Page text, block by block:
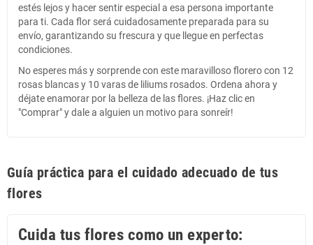
estés lejos y hacer sentir especial a esa persona importante
para ti. Cada flor será cuidadosamente preparada para su
envío, garantizando su frescura y que llegue en perfectas
condiciones.
No esperes más y sorprende con este maravilloso florero con 12
rosas blancas y 10 varas de liliums rosados. Ordena ahora y
déjate enamorar por la belleza de las flores. ¡Haz clic en
"Comprar" y dale a alguien un motivo para sonreír!
Guía práctica para el cuidado adecuado de tus
flores
Cuida tus flores como un experto: